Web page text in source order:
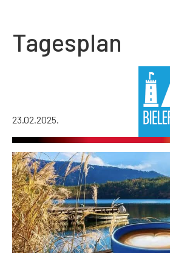
Tagesplan
23.02.2025.